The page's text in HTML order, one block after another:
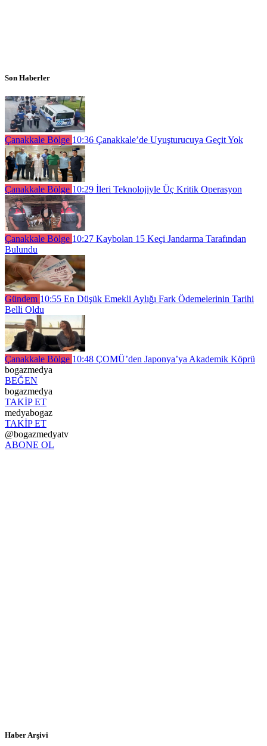
Son Haberler
Çanakkale Bölge 10:36 Çanakkale’de Uyuşturucuya Geçit Yok
Çanakkale Bölge 10:29 İleri Teknolojiyle Üç Kritik Operasyon
Çanakkale Bölge 10:27 Kaybolan 15 Keçi Jandarma Tarafından
Bulundu
Gündem 10:55 En Düşük Emekli Aylığı Fark Ödemelerinin Tarihi
Belli Oldu
Çanakkale Bölge 10:48 ÇOMÜ’den Japonya’ya Akademik Köprü
bogazmedya
BEĞEN
bogazmedya
TAKİP ET
medyabogaz
TAKİP ET
@bogazmedyatv
ABONE OL
Haber Arşivi